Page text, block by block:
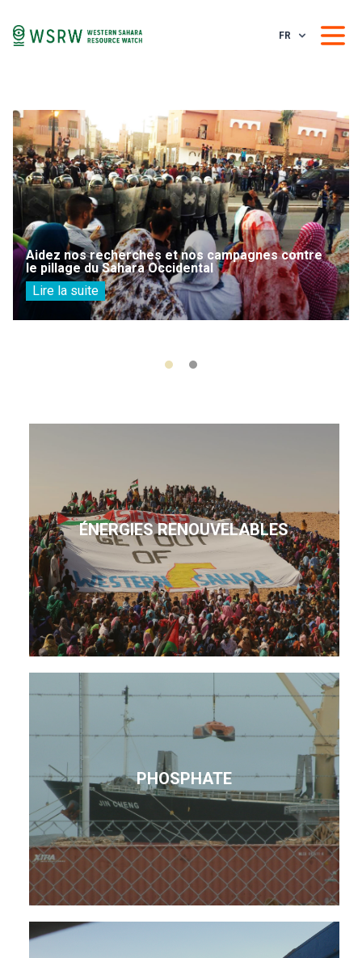
FR
Aidez nos recherches et nos campagnes contre
le pillage du Sahara Occidental
Lire la suite
ÉNERGIES RENOUVELABLES
PHOSPHATE